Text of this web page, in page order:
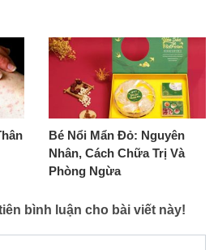
Bé Nổi Mẩn Đỏ: Nguyên
Nhân, Cách Chữa Trị Và
Phòng Ngừa
bình luận cho bài viết này!